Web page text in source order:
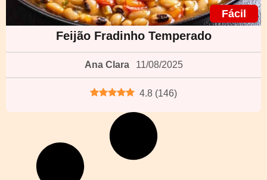
Fácil
Feijão Fradinho Temperado
Ana Clara 11/08/2025
4.8 (146)